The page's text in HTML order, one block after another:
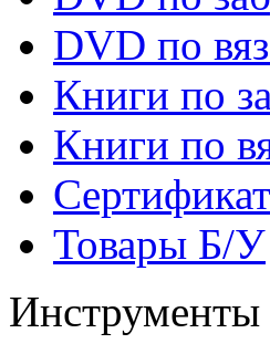
DVD по
Книги по
Книги по
Товары Б/У
Инструменты